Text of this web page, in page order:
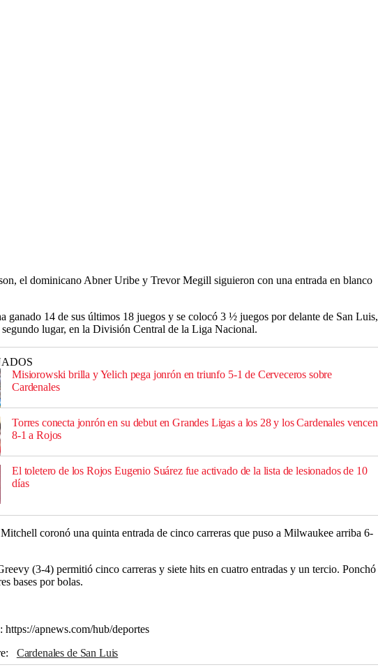
el dominicano Abner Uribe y Trevor Megill siguieron con una entrada en blanco
ganado 14 de sus últimos 18 juegos y se colocó 3 ½ juegos por delante de San Luis,
segundo lugar, en la División Central de la Liga Nacional.
Misiorowski brilla y Yelich pega jonrón en triunfo 5-1 de Cerveceros sobre
Cardenales
Torres conecta jonrón en su debut en Grandes Ligas a los 28 y los Cardenales vencen
8-1 a Rojos
El toletero de los Rojos Eugenio Suárez fue activado de la lista de lesionados de 10
días
coronó una quinta entrada de cinco carreras que puso a Milwaukee arriba 6-
(3-4) permitió cinco carreras y siete hits en cuatro entradas y un tercio. Ponchó
bases por bolas.
https://apnews.com/hub/deportes
Cardenales de San Luis